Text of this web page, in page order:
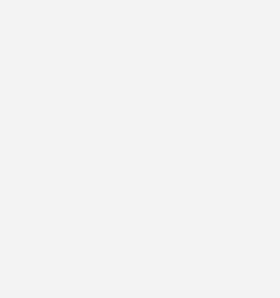
in Deutschland an. Doch auch
in näherer Zukunft ändern.
Schlüssel, um die Energiewende
hierzulande, in Europa und auf
setzen unseren Fokus aktuell
und schnelle Integration von
ein weltweites Thema. Von
bis wir unseren Service auch
die Nachfrage aus dem Ausland